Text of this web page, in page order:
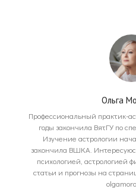
Ольга
Профессиональный практик-
годы закончила ВятГУ по
Изучение астрологии
закончила ВШКА.
психологией, астрологией
статьи и прогнозы на